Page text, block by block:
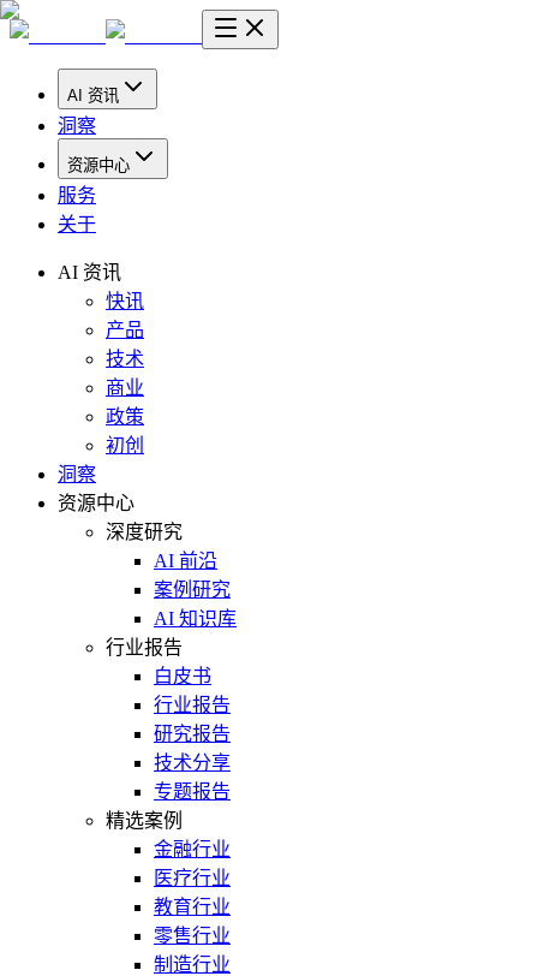
AI 资讯
洞察
资源中心
服务
关于
AI 资讯
快讯
产品
技术
商业
政策
初创
洞察
资源中心
深度研究
AI 前沿
案例研究
AI 知识库
行业报告
白皮书
行业报告
研究报告
技术分享
专题报告
精选案例
金融行业
医疗行业
教育行业
零售行业
制造行业